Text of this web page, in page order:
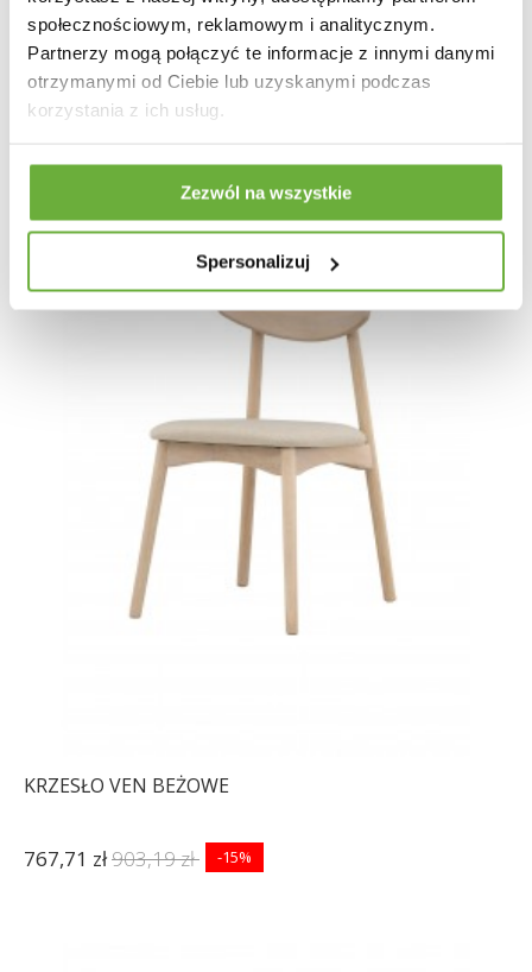
społecznościowym, reklamowym i analitycznym.
Partnerzy mogą połączyć te informacje z innymi danymi
otrzymanymi od Ciebie lub uzyskanymi podczas
korzystania z ich usług.
Zezwól na wszystkie
Spersonalizuj
1 004,83 zł1 196,23 zł -16%
KRZESŁO VEN BEŻOWE
767,71 zł903,19 zł -15%